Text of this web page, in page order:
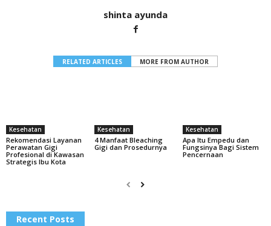
shinta ayunda
RELATED ARTICLES MORE FROM AUTHOR
Kesehatan
Rekomendasi Layanan
Perawatan Gigi
Profesional di Kawasan
Strategis Ibu Kota
Kesehatan
4 Manfaat Bleaching
Gigi dan Prosedurnya
Kesehatan
Apa Itu Empedu dan
Fungsinya Bagi Sistem
Pencernaan
Recent Posts